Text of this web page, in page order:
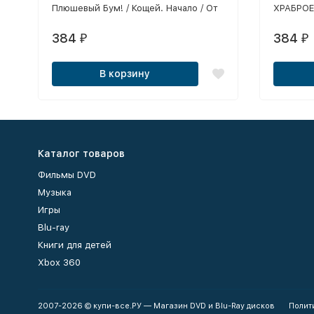
Плюшевый Бум! / Кощей. Начало / От
старого замка / Конь Юлий и
даче / Полное погружение / Огонек-
Огниво / Белка и Стрелка: Карибская
тайна / Большое путешествие / Урфин
/ Три богатыря и Наследница
в лицензионном качестве!!!
384 ₽
В корзину
/
ШРЕК
384₽
Каталог товаров
Фильмы DVD
Музыка
Игры
Blu-ray
Книги для детей
Xbox 360
2007-2026 © купи-все.РУ — Магазин DVD и Blu-Ray дисков